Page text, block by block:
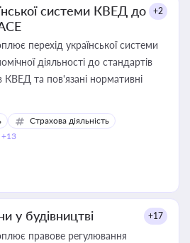
системи КВЕД до
+2
перехід української системи
діяльності до стандартів
КВЕД та пов'язані нормативні
Страхова діяльність
+13
у будівництві +17
правове регулювання